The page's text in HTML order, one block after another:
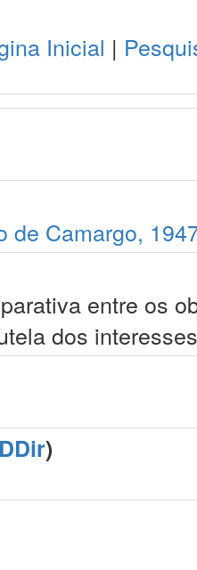
Inicial |
de Camargo,
entre os
dos
)